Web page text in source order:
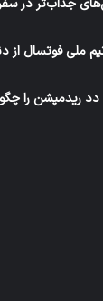
ملی فوتسال از
دد ریدمپشن را